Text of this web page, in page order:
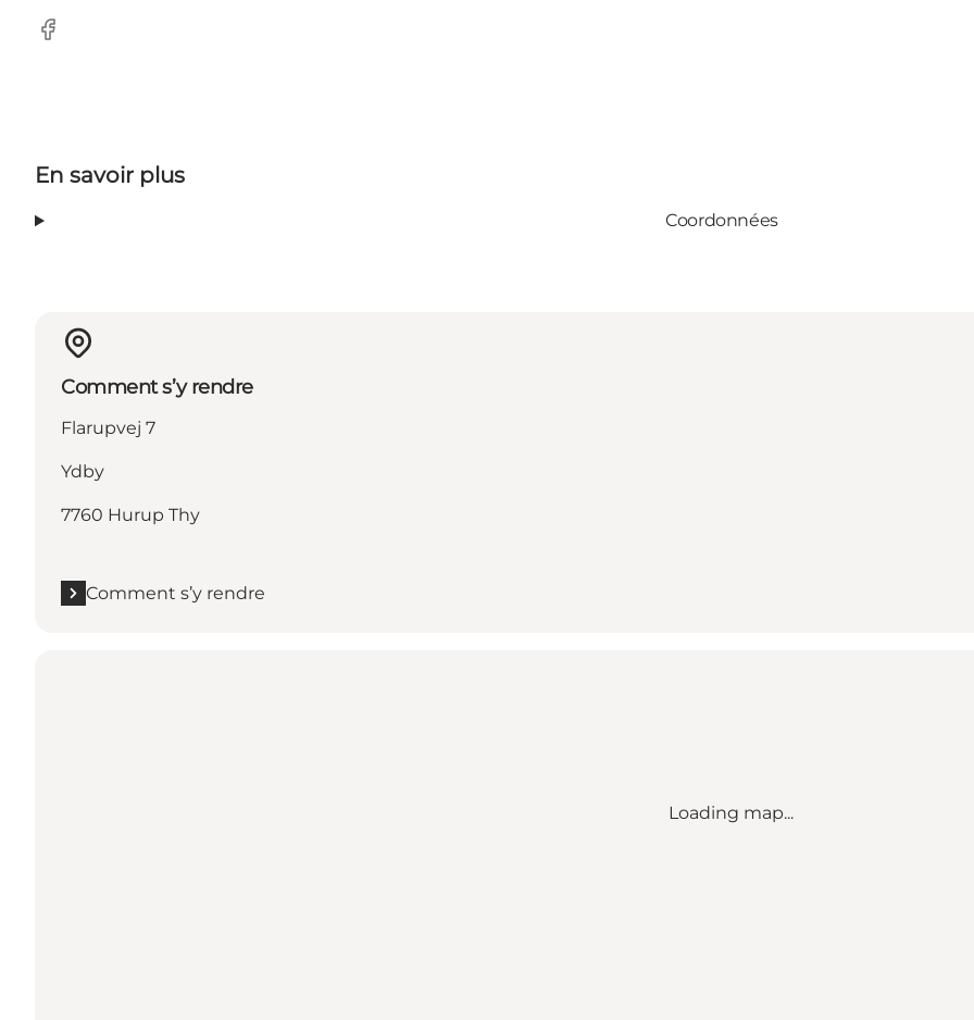
Facebook
En savoir plus
Coordonnées
Comment s’y rendre
Flarupvej 7
Ydby
7760 Hurup Thy
Comment s’y rendre
Loading map...